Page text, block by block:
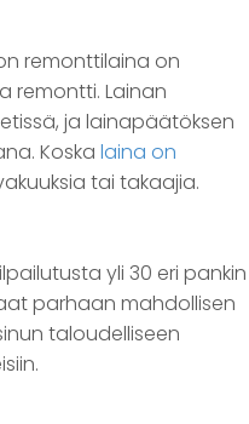
remonttilaina on
remontti. Lainan
ja lainapäätöksen
Koska laina on
tai takaajia.
yli 30 eri pankin
parhaan mahdollisen
taloudelliseen